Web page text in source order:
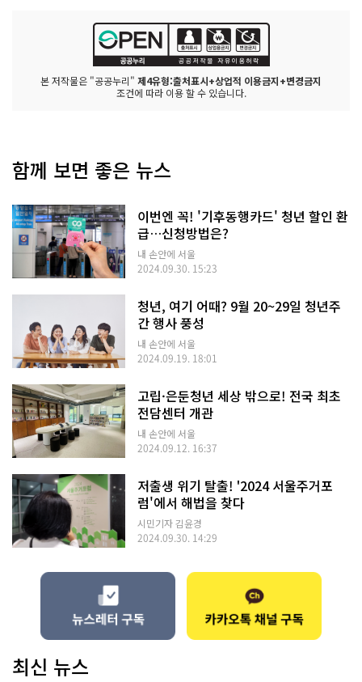
본 저작물은 "공공누리" 제4유형:출처표시+상업적 이용금지+변경금지
조건에 따라 이용 할 수 있습니다.
함께 보면 좋은 뉴스
이번엔 꼭! '기후동행카드' 청년 할인 환
급…신청방법은?
내 손안에 서울
2024.09.30. 15:23
청년, 여기 어때? 9월 20~29일 청년주
간 행사 풍성
내 손안에 서울
2024.09.19. 18:01
고립·은둔청년 세상 밖으로! 전국 최초
전담센터 개관
내 손안에 서울
2024.09.12. 16:37
저출생 위기 탈출! '2024 서울주거포
럼'에서 해법을 찾다
시민기자 김윤경
2024.09.30. 14:29
최신 뉴스